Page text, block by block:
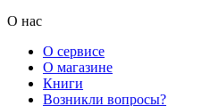
О нас
О сервисе
О магазине
Книги
Возникли вопросы?